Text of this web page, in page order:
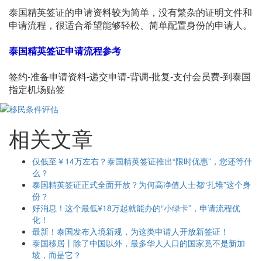
泰国精英签证的申请资料较为简单，没有繁杂的证明文件和
申请流程，很适合希望能够轻松、简单配置身份的申请人。
泰国精英签证申请流程参考
签约-准备申请资料-递交申请-背调-批复-支付会员费-到泰国
指定机场贴签
相关文章
仅低至￥14万左右？泰国精英签证推出“限时优惠”，您还等什
么？
泰国精英签证正式全面开放？为何高净值人士都“扎堆”这个身
份？
好消息！这个最低¥18万起就能办的“小绿卡”，申请流程优
化！
最新！泰国发布入境新规，为这类申请人开放新签证！
泰国移居丨除了中国以外，最多华人人口的国家竟不是新加
坡，而是它？